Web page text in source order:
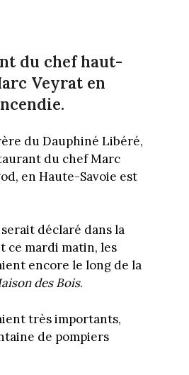
du chef haut-
Veyrat en
du Dauphiné Libéré,
du chef Marc
en Haute-Savoie est
déclaré dans la
ce mardi matin, les
encore le long de la
des Bois.
très importants,
de pompiers